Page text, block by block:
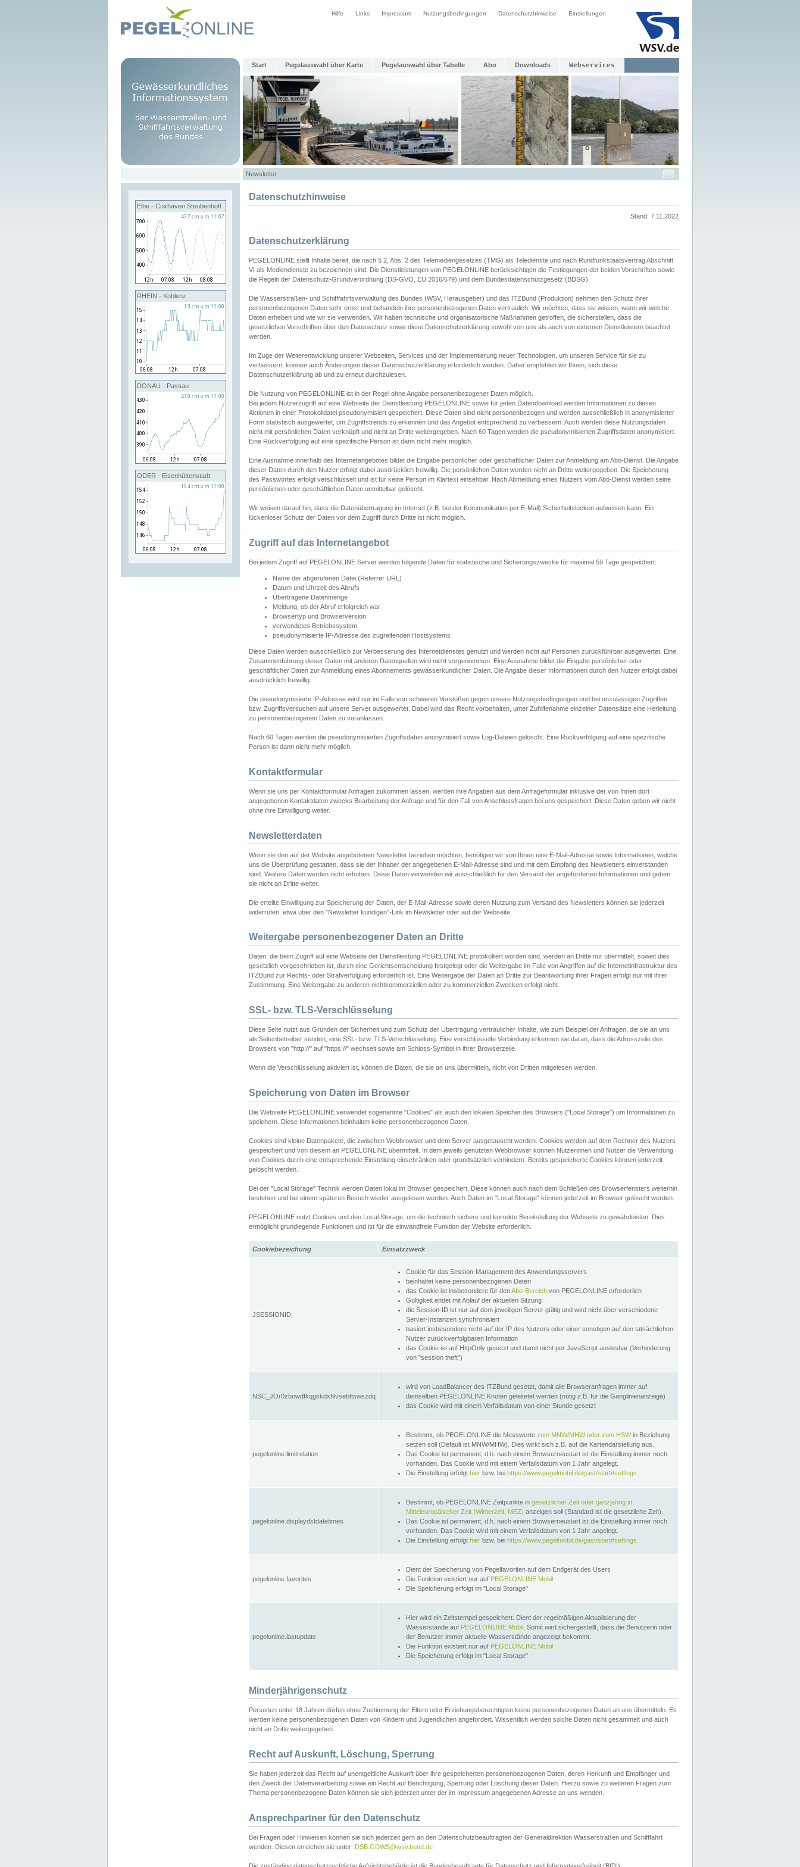
Hilfe Links Impressum Nutzungsbedingungen Datenschutzhinweise Einstellungen
Start Pegelauswahl über Karte Pegelauswahl über Tabelle Abo Downloads Webservices
Newsletter
Elbe - Cuxhaven Steubenhöft
RHEIN - Koblenz
DONAU - Passau
ODER - Eisenhüttenstadt
Datenschutzhinweise
Stand: 7.11.2022
Datenschutzerklärung
PEGELONLINE stellt Inhalte bereit, die nach § 2, Abs. 2 des Telemediengesetzes (TMG) als Teledienste und nach Rundfunkstaatsvertrag Abschnitt
VI als Mediendienste zu bezeichnen sind. Die Dienstleistungen von PEGELONLINE berücksichtigen die Festlegungen der beiden Vorschriften sowie
die Regeln der Datenschutz-Grundverordnung (DS-GVO, EU 2016/679) und dem Bundesdatenschutzgesetz (BDSG).
Die Wasserstraßen- und Schifffahrtsverwaltung des Bundes (WSV, Herausgeber) und das ITZBund (Produktion) nehmen den Schutz ihrer
personenbezogenen Daten sehr ernst und behandeln ihre personenbezogenen Daten vertraulich. Wir möchten, dass sie wissen, wann wir welche
Daten erheben und wie wir sie verwenden. Wir haben technische und organisatorische Maßnahmen getroffen, die sicherstellen, dass die
gesetzlichen Vorschriften über den Datenschutz sowie diese Datenschutzerklärung sowohl von uns als auch von externen Dienstleistern beachtet
werden.
Im Zuge der Weiterentwicklung unserer Webseiten, Services und der Implementierung neuer Technologien, um unseren Service für sie zu
verbessern, können auch Änderungen dieser Datenschutzerklärung erforderlich werden. Daher empfehlen wir Ihnen, sich diese
Datenschutzerklärung ab und zu erneut durchzulesen.
Die Nutzung von PEGELONLINE ist in der Regel ohne Angabe personenbezogener Daten möglich.
Bei jedem Nutzerzugriff auf eine Webseite der Dienstleistung PEGELONLINE sowie für jeden Datendownload werden Informationen zu diesen
Aktionen in einer Protokolldatei pseudonymisiert gespeichert. Diese Daten sind nicht personenbezogen und werden ausschließlich in anonymisierter
Form statistisch ausgewertet, um Zugriffstrends zu erkennen und das Angebot entsprechend zu verbessern. Auch werden diese Nutzungsdaten
nicht mit persönlichen Daten verknüpft und nicht an Dritte weitergegeben. Nach 60 Tagen werden die pseudonymisierten Zugriffsdaten anonymisiert.
Eine Rückverfolgung auf eine spezifische Person ist dann nicht mehr möglich.
Eine Ausnahme innerhalb des Internetangebotes bildet die Eingabe persönlicher oder geschäftlicher Daten zur Anmeldung am Abo-Dienst. Die Angabe
dieser Daten durch den Nutzer erfolgt dabei ausdrücklich freiwillig. Die persönlichen Daten werden nicht an Dritte weitergegeben. Die Speicherung
des Passwortes erfolgt verschlüsselt und ist für keine Person im Klartext einsehbar. Nach Abmeldung eines Nutzers vom Abo-Dienst werden seine
persönlichen oder geschäftlichen Daten unmittelbar gelöscht.
Wir weisen darauf hin, dass die Datenübertragung im Internet (z.B. bei der Kommunikation per E-Mail) Sicherheitslücken aufweisen kann. Ein
lückenloser Schutz der Daten vor dem Zugriff durch Dritte ist nicht möglich.
Zugriff auf das Internetangebot
Bei jedem Zugriff auf PEGELONLINE Server werden folgende Daten für statistische und Sicherungszwecke für maximal 59 Tage gespeichert:
Name der abgerufenen Datei (Referrer URL)
Datum und Uhrzeit des Abrufs
Übertragene Datenmenge
Meldung, ob der Abruf erfolgreich war
Browsertyp und Browserversion
verwendetes Betriebssystem
pseudonymisierte IP-Adresse des zugreifenden Hostsystems
Diese Daten werden ausschließlich zur Verbesserung des Internetdienstes genutzt und werden nicht auf Personen zurückführbar ausgewertet. Eine
Zusammenführung dieser Daten mit anderen Datenquellen wird nicht vorgenommen. Eine Ausnahme bildet die Eingabe persönlicher oder
geschäftlicher Daten zur Anmeldung eines Abonnements gewässerkundlicher Daten. Die Angabe dieser Informationen durch den Nutzer erfolgt dabei
ausdrücklich freiwillig.
Die pseudonymisierte IP-Adresse wird nur im Falle von schweren Verstößen gegen unsere Nutzungsbedingungen und bei unzulässigen Zugriffen
bzw. Zugriffsversuchen auf unsere Server ausgewertet. Dabei wird das Recht vorbehalten, unter Zuhilfenahme einzelner Datensätze eine Herleitung
zu personenbezogenen Daten zu veranlassen.
Nach 60 Tagen werden die pseudonymisierten Zugriffsdaten anonymisiert sowie Log-Dateien gelöscht. Eine Rückverfolgung auf eine spezifische
Person ist dann nicht mehr möglich.
Kontaktformular
Wenn sie uns per Kontaktformular Anfragen zukommen lassen, werden ihre Angaben aus dem Anfrageformular inklusive der von Ihnen dort
angegebenen Kontaktdaten zwecks Bearbeitung der Anfrage und für den Fall von Anschlussfragen bei uns gespeichert. Diese Daten geben wir nicht
ohne ihre Einwilligung weiter.
Newsletterdaten
Wenn sie den auf der Website angebotenen Newsletter beziehen möchten, benötigen wir von Ihnen eine E-Mail-Adresse sowie Informationen, welche
uns die Überprüfung gestatten, dass sie der Inhaber der angegebenen E-Mail-Adresse sind und mit dem Empfang des Newsletters einverstanden
sind. Weitere Daten werden nicht erhoben. Diese Daten verwenden wir ausschließlich für den Versand der angeforderten Informationen und geben
sie nicht an Dritte weiter.
Die erteilte Einwilligung zur Speicherung der Daten, der E-Mail-Adresse sowie deren Nutzung zum Versand des Newsletters können sie jederzeit
widerrufen, etwa über den "Newsletter kündigen"-Link im Newsletter oder auf der Webseite.
Weitergabe personenbezogener Daten an Dritte
Daten, die beim Zugriff auf eine Webseite der Dienstleistung PEGELONLINE protokolliert worden sind, werden an Dritte nur übermittelt, soweit dies
gesetzlich vorgeschrieben ist, durch eine Gerichtsentscheidung festgelegt oder die Weitergabe im Falle von Angriffen auf die Internetinfrastruktur des
ITZBund zur Rechts- oder Strafverfolgung erforderlich ist. Eine Weitergabe der Daten an Dritte zur Beantwortung ihrer Fragen erfolgt nur mit ihrer
Zustimmung. Eine Weitergabe zu anderen nichtkommerziellen oder zu kommerziellen Zwecken erfolgt nicht.
SSL- bzw. TLS-Verschlüsselung
Diese Seite nutzt aus Gründen der Sicherheit und zum Schutz der Übertragung vertraulicher Inhalte, wie zum Beispiel der Anfragen, die sie an uns
als Seitenbetreiber senden, eine SSL- bzw. TLS-Verschlüsselung. Eine verschlüsselte Verbindung erkennen sie daran, dass die Adresszeile des
Browsers von "http://" auf "https://" wechselt sowie am Schloss-Symbol in ihrer Browserzeile.
Wenn die Verschlüsselung aktiviert ist, können die Daten, die sie an uns übermitteln, nicht von Dritten mitgelesen werden.
Speicherung von Daten im Browser
Die Webseite PEGELONLINE verwendet sogenannte "Cookies" als auch den lokalen Speicher des Browsers ("Local Storage") um Informationen zu
speichern. Diese Informationen beinhalten keine personenbezogenen Daten.
Cookies sind kleine Datenpakete, die zwischen Webbrowser und dem Server ausgetauscht werden. Cookies werden auf dem Rechner des Nutzers
gespeichert und von diesem an PEGELONLINE übermittelt. In dem jeweils genutzten Webbrowser können Nutzerinnen und Nutzer die Verwendung
von Cookies durch eine entsprechende Einstellung einschränken oder grundsätzlich verhindern. Bereits gespeicherte Cookies können jederzeit
gelöscht werden.
Bei der "Local Storage" Technik werden Daten lokal im Browser gespeichert. Diese können auch nach dem Schließen des Browserfensters weiterhin
bestehen und bei einem späteren Besuch wieder ausgelesen werden. Auch Daten im "Local Storage" können jederzeit im Browser gelöscht werden.
PEGELONLINE nutzt Cookies und den Local Storage, um die technisch sichere und korrekte Bereitstellung der Webseite zu gewährleisten. Dies
ermöglicht grundlegende Funktionen und ist für die einwandfreie Funktion der Website erforderlich.
Cookiebezeichung Einsatzzweck
JSESSIONID
Cookie für das Session-Management des Anwendungsservers
beinhaltet keine personenbezogenen Daten
das Cookie ist insbesondere für denAbo-Bereich von PEGELONLINE erforderlich
Gültigkeit endet mit Ablauf der aktuellen Sitzung
die Session-ID ist nur auf dem jeweiligen Server gültig und wird nicht über verschiedene
Server-Instanzen synchronisiert
basiert insbesondere nicht auf der IP des Nutzers oder einer sonstigen auf den tatsächlichen
Nutzer zurückverfolgbaren Information
das Cookie ist auf HttpOnly gesetzt und damit nicht per JavaScript auslesbar (Verhinderung
von "session theft")
NSC_JOr0zbowdfkqgskdxhlvsebttswszdq
wird von LoadBalancer des ITZBund gesetzt, damit alle Browseranfragen immer auf
demselben PEGELONLINE Knoten geleitetet werden (nötig z.B. für die Ganglinienanzeige)
das Cookie wird mit einem Verfallsdatum von einer Stunde gesetzt
pegelonline.limitrelation
Bestimmt, ob PEGELONLINE die Messwerte zum MNW/MHW oder zum HSWin Beziehung
setzen soll (Default ist MNW/MHW). Dies wirkt sich z.B. auf die Kartendarstellung aus.
Das Cookie ist permanent, d.h. nach einem Browserneustart ist die Einstellung immer noch
vorhanden. Das Cookie wird mit einem Verfallsdatum von 1 Jahr angelegt.
Die Einstellung erfolgt hier bzw. bei https://www.pegelmobil.de/gast/start#settings
pegelonline.displaydstdatetimes
Bestimmt, ob PEGELONLINE Zeitpunkte in gesetzlicher Zeit oder ganzjährig in
Mitteleuropäischer Zeit (Winterzeit, MEZ) anzeigen soll (Standard ist die gesetzliche Zeit).
Das Cookie ist permanent, d.h. nach einem Browserneustart ist die Einstellung immer noch
vorhanden. Das Cookie wird mit einem Verfallsdatum von 1 Jahr angelegt.
Die Einstellung erfolgt hier bzw. bei https://www.pegelmobil.de/gast/start#settings
pegelonline.favorites
Dient der Speicherung von Pegelfavoriten auf dem Endgerät des Users
Die Funktion existiert nur auf PEGELONLINE Mobil
Die Speicherung erfolgt im "Local Storage"
pegelonline.lastupdate
Hier wird ein Zeitstempel gespeichert. Dient der regelmäßigen Aktualisierung der
Wasserstände auf PEGELONLINE Mobil . Somit wird sichergestellt, dass die Benutzerin oder
der Benutzer immer aktuelle Wasserstände angezeigt bekommt.
Die Funktion existiert nur auf PEGELONLINE Mobil
Die Speicherung erfolgt im "Local Storage"
Minderjährigenschutz
Personen unter 18 Jahren dürfen ohne Zustimmung der Eltern oder Erziehungsberechtigten keine personenbezogenen Daten an uns übermitteln. Es
werden keine personenbezogenen Daten von Kindern und Jugendlichen angefordert. Wissentlich werden solche Daten nicht gesammelt und auch
nicht an Dritte weitergegeben.
Recht auf Auskunft, Löschung, Sperrung
Sie haben jederzeit das Recht auf unentgeltliche Auskunft über ihre gespeicherten personenbezogenen Daten, deren Herkunft und Empfänger und
den Zweck der Datenverarbeitung sowie ein Recht auf Berichtigung, Sperrung oder Löschung dieser Daten. Hierzu sowie zu weiteren Fragen zum
Thema personenbezogene Daten können sie sich jederzeit unter der im Impressum angegebenen Adresse an uns wenden.
Ansprechpartner für den Datenschutz
Bei Fragen oder Hinweisen können sie sich jederzeit gern an den Datenschutzbeauftragten der Generaldirektion Wasserstraßen und Schifffahrt
wenden. Diesen erreichen sie unter: DSB.GDWS@wsv.bund.de